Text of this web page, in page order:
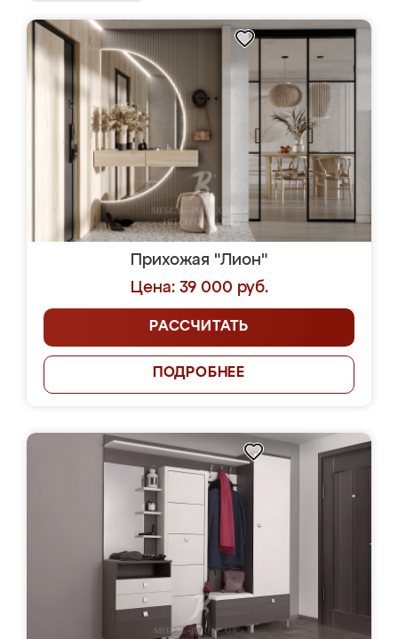
Прихожая "Лион"
Цена: 39 000 руб.
РАССЧИТАТЬ
ПОДРОБНЕЕ